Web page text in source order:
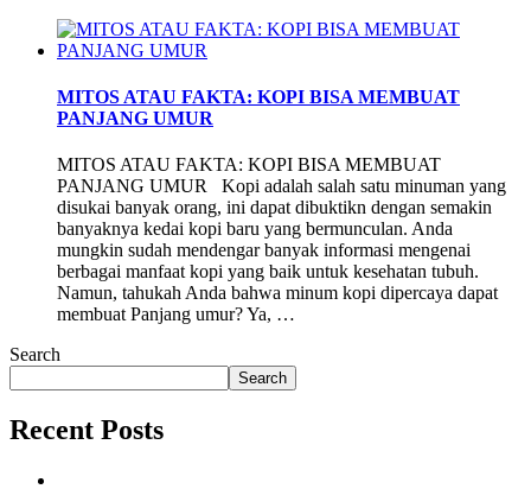
MITOS ATAU FAKTA: KOPI BISA MEMBUAT
PANJANG UMUR
MITOS ATAU FAKTA: KOPI BISA MEMBUAT
PANJANG UMUR Kopi adalah salah satu minuman yang
disukai banyak orang, ini dapat dibuktikn dengan semakin
banyaknya kedai kopi baru yang bermunculan. Anda
mungkin sudah mendengar banyak informasi mengenai
berbagai manfaat kopi yang baik untuk kesehatan tubuh.
Namun, tahukah Anda bahwa minum kopi dipercaya dapat
membuat Panjang umur? Ya, …
Search
Search
Recent Posts